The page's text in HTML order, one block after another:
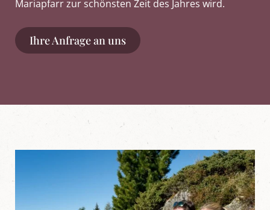
Mariapfarr zur schönsten Zeit des Jahres wird.
Ihre Anfrage an uns